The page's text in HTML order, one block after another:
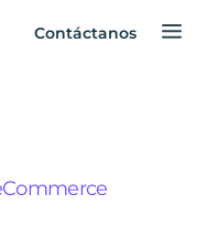
Contáctanos